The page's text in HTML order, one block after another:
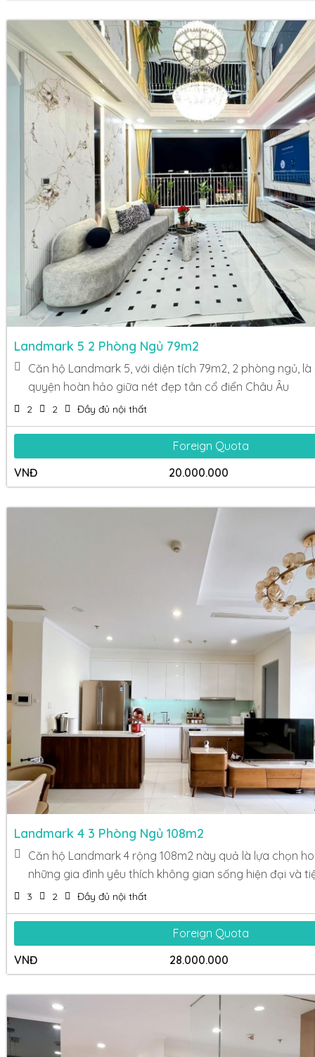
Landmark 5 2 Phòng Ngủ 79m2
Căn hộ Landmark 5, với diện tích 79m2, 2 phòng ngủ,
quyện hoàn hảo giữa nét đẹp tân cổ điển Châu Âu
2 2 Đầy đủ nội thất
Foreign Quota
VNĐ
20.000.000
Landmark 4 3 Phòng Ngủ 108m2
Căn hộ Landmark 4 rộng 108m2 này quả là lựa chọn
những gia đình yêu thích không gian sống hiện đại và
3 2 Đầy đủ nội thất
Foreign Quota
VNĐ
28.000.000